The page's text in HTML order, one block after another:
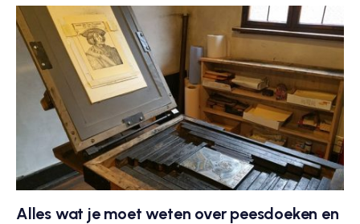
Alles wat je moet weten over peesdoeken en